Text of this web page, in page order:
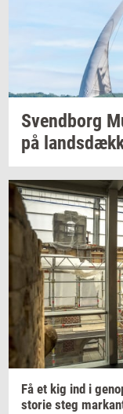
Svend­borg
på
Få et kig ind i
sto­rie steg